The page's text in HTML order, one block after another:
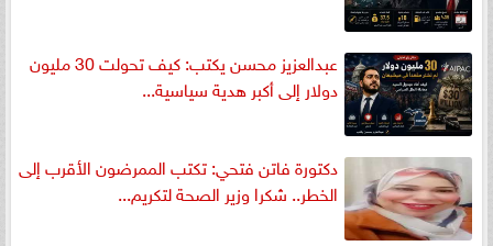
عبدالعزيز محسن يكتب: كيف تحولت 30 مليون
دولار إلى أكبر هدية سياسية...
دكتورة فاتن فتحي: تكتب الممرضون الأقرب إلى
الخطر.. شكرا وزير الصحة لتكريم...